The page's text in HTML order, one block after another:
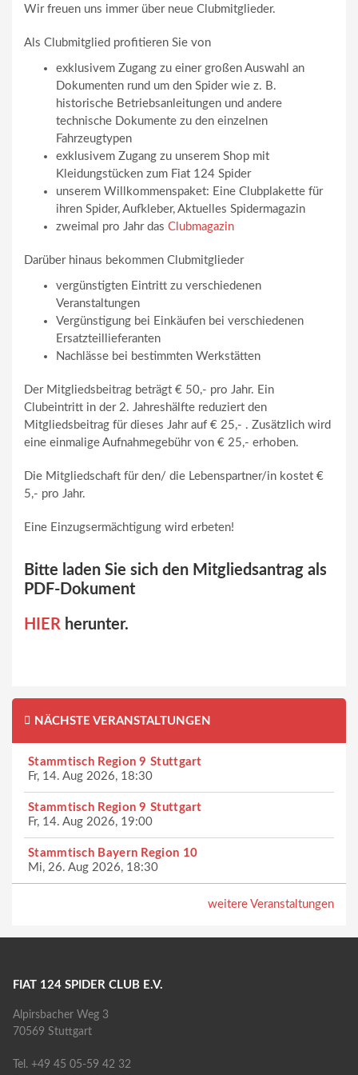
Wir freuen uns immer über neue Clubmitglieder.
Als Clubmitglied profitieren Sie von
exklusivem Zugang zu einer großen Auswahl an
Dokumenten rund um den Spider wie z. B.
historische Betriebsanleitungen und andere
technische Dokumente zu den einzelnen
Fahrzeugtypen
exklusivem Zugang zu unserem Shop mit
Kleidungstücken zum Fiat 124 Spider
unserem Willkommenspaket: Eine Clubplakette für
ihren Spider, Aufkleber, Aktuelles Spidermagazin
zweimal pro Jahr das Clubmagazin
Darüber hinaus bekommen Clubmitglieder
vergünstigten Eintritt zu verschiedenen
Veranstaltungen
Vergünstigung bei Einkäufen bei verschiedenen
Ersatzteillieferanten
Nachlässe bei bestimmten Werkstätten
Der Mitgliedsbeitrag beträgt € 50,- pro Jahr. Ein
Clubeintritt in der 2. Jahreshälfte reduziert den
Mitgliedsbeitrag für dieses Jahr auf € 25,- . Zusätzlich wird
eine einmalige Aufnahmegebühr von € 25,- erhoben.
Die Mitgliedschaft für den/ die Lebenspartner/in kostet €
5,- pro Jahr.
Eine Einzugsermächtigung wird erbeten!
Bitte laden Sie sich den Mitgliedsantrag als
PDF-Dokument
HIER herunter.
NÄCHSTE VERANSTALTUNGEN
Stammtisch Region 9 Stuttgart
Fr, 14. Aug 2026, 18:30
Stammtisch Region 9 Stuttgart
Fr, 14. Aug 2026, 19:00
Stammtisch Bayern Region 10
Mi, 26. Aug 2026, 18:30
weitere Veranstaltungen
FIAT 124 SPIDER CLUB E.V.
Alpirsbacher Weg 3
70569 Stuttgart
Tel. +49 45 05-59 42 32